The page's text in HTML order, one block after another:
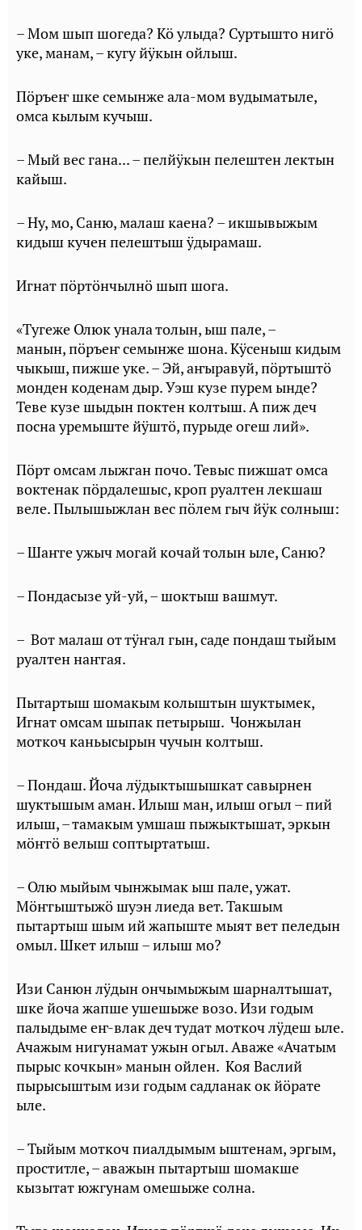
– Мом шып шогеда? Кӧ улыда? Суртышто нигӧ
уке, манам, – кугу йӱкын ойлыш.
Пӧръеҥ шке семынже ала-мом вудыматыле,
омса кылым кучыш.
– Мый вес гана... – пелйӱкын пелештен лектын
кайыш.
– Ну, мо, Саню, малаш каена? – икшывыжым
кидыш кучен пелештыш ӱдырамаш.
Игнат пӧртӧнчылнӧ шып шога.
«Тугеже Олюк унала толын, ыш пале, –
манын, пӧръеҥ семынже шона. Кӱсеныш кидым
чыкыш, пижше уке. – Эй, аҥыравуй, пӧртыштӧ
монден коденам дыр. Уэш кузе пурем ынде?
Теве кузе шыдын поктен колтыш. А пиж деч
посна уремыште йӱштӧ, пурыде огеш лий».
Пӧрт омсам лыжган почо. Тевыс пижшат омса
воктенак пӧрдалешыс, кроп руалтен лекшаш
веле. Пылышыжлан вес пӧлем гыч йӱк солныш:
– Шаҥге ужыч могай кочай толын ыле, Саню?
– Пондасызе уй-уй, – шоктыш вашмут.
– Вот малаш от тӱҥал гын, саде пондаш тыйым
руалтен наҥгая.
Пытартыш шомакым колыштын шуктымек,
Игнат омсам шыпак петырыш. Чонжылан
моткоч каньысырын чучын колтыш.
– Пондаш. Йоча лӱдыктышышкат савырнен
шуктышым аман. Илыш ман, илыш огыл – пий
илыш, – тамакым умшаш пыжыктышат, эркын
мӧҥгӧ велыш соптыртатыш.
– Олю мыйым чынжымак ыш пале, ужат.
Мӧҥгыштыжӧ шуэн лиеда вет. Такшым
пытартыш шым ий жапыште мыят вет пеледын
омыл. Шкет илыш – илыш мо?
Изи Санюн лӱдын ончымыжым шарналтышат,
шке йоча жапше ушешыже возо. Изи годым
палыдыме еҥ-влак деч тудат моткоч лӱдеш ыле.
Ачажым нигунамат ужын огыл. Аваже «Ачатым
пырыс кочкын» манын ойлен. Коя Васлий
пырысыштым изи годым садланак ок йӧрате
ыле.
– Тыйым моткоч пиалдымым ыштенам, эргым,
проститле, – аважын пытартыш шомакше
кызытат южгунам омешыже солна.